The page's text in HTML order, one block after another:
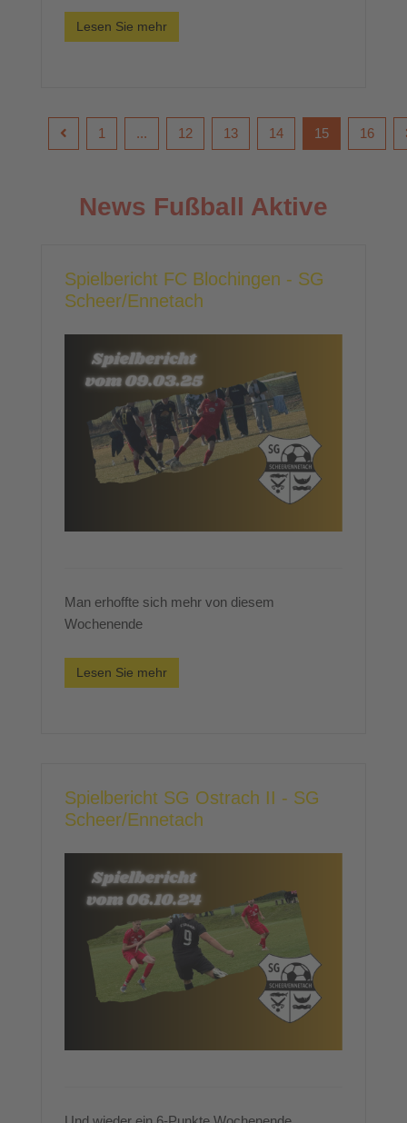
Lesen Sie mehr
1 ... 12 13 14 15 16
News Fußball Aktive
Spielbericht FC Blochingen - SG
Scheer/Ennetach
Man erhoffte sich mehr von diesem
Wochenende
Lesen Sie mehr
Spielbericht SG Ostrach II - SG
Scheer/Ennetach